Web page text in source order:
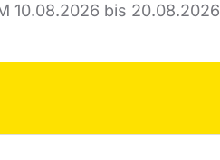
10.08.2026 bis 20.08.2026